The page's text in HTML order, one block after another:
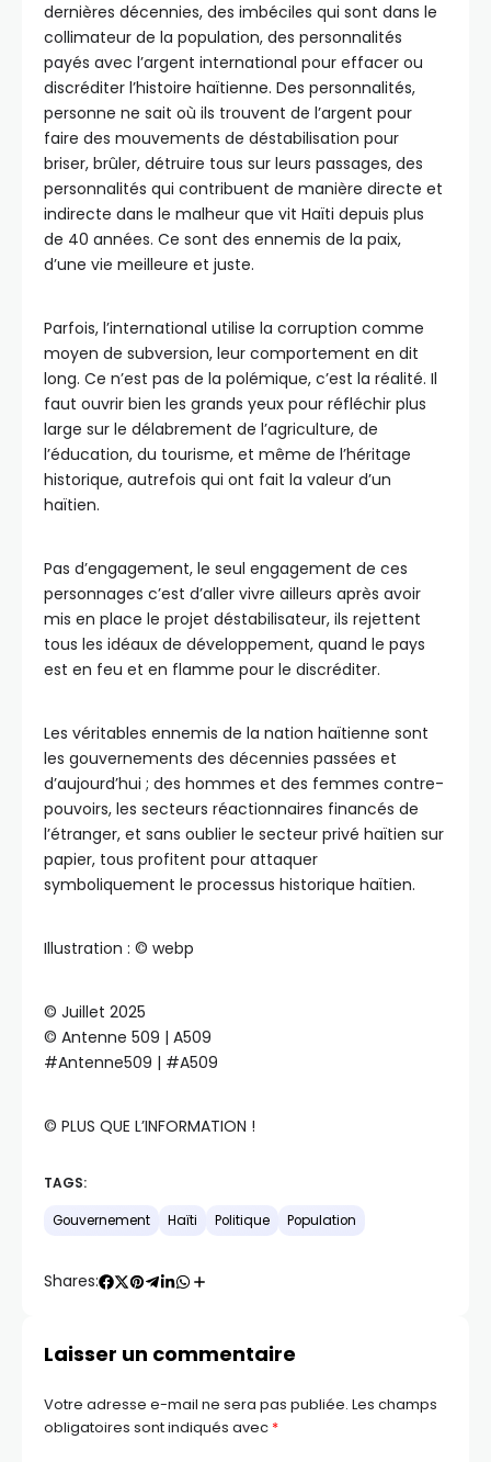
dernières décennies, des imbéciles qui sont dans le
collimateur de la population, des personnalités
payés avec l’argent international pour effacer ou
discréditer l’histoire haïtienne. Des personnalités,
personne ne sait où ils trouvent de l’argent pour
faire des mouvements de déstabilisation pour
briser, brûler, détruire tous sur leurs passages, des
personnalités qui contribuent de manière directe et
indirecte dans le malheur que vit Haïti depuis plus
de 40 années. Ce sont des ennemis de la paix,
d’une vie meilleure et juste.
Parfois, l’international utilise la corruption comme
moyen de subversion, leur comportement en dit
long. Ce n’est pas de la polémique, c’est la réalité. Il
faut ouvrir bien les grands yeux pour réfléchir plus
large sur le délabrement de l’agriculture, de
l’éducation, du tourisme, et même de l’héritage
historique, autrefois qui ont fait la valeur d’un
haïtien.
Pas d’engagement, le seul engagement de ces
personnages c’est d’aller vivre ailleurs après avoir
mis en place le projet déstabilisateur, ils rejettent
tous les idéaux de développement, quand le pays
est en feu et en flamme pour le discréditer.
Les véritables ennemis de la nation haïtienne sont
les gouvernements des décennies passées et
d’aujourd’hui ; des hommes et des femmes contre-
pouvoirs, les secteurs réactionnaires financés de
l’étranger, et sans oublier le secteur privé haïtien sur
papier, tous profitent pour attaquer
symboliquement le processus historique haïtien.
Illustration : ©️ webp
©️ Juillet 2025
©️ Antenne 509 | A509
#Antenne509 | #A509
©️ PLUS QUE L’INFORMATION !
TAGS:
Gouvernement Haïti Politique Population
Shares:
Laisser un commentaire
Votre adresse e-mail ne sera pas publiée. Les champs
obligatoires sont indiqués avec *